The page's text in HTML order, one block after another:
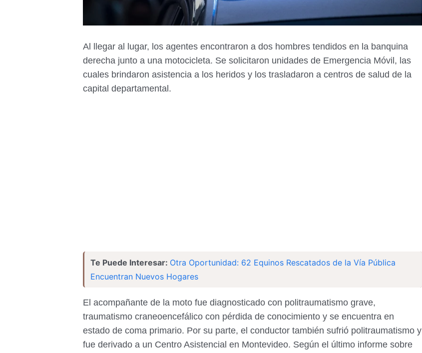
Al llegar al lugar, los agentes encontraron a dos hombres tendidos en la banquina
derecha junto a una motocicleta. Se solicitaron unidades de Emergencia Móvil, las
cuales brindaron asistencia a los heridos y los trasladaron a centros de salud de la
capital departamental.
Te Puede Interesar: Otra Oportunidad: 62 Equinos Rescatados de la Vía Pública
Encuentran Nuevos Hogares
El acompañante de la moto fue diagnosticado con politraumatismo grave,
traumatismo craneoencefálico con pérdida de conocimiento y se encuentra en
estado de coma primario. Por su parte, el conductor también sufrió politraumatismo y
fue derivado a un Centro Asistencial en Montevideo. Según el último informe sobre